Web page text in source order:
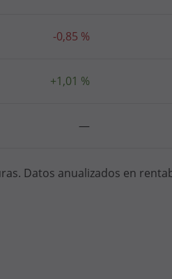
-0,85 %
+1,01 %
—
Datos anualizados en